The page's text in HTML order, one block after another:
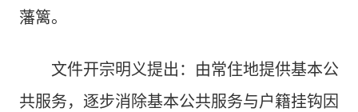
藩篱。
文件开宗明义提出：由常住地提供基本公
共服务，逐步消除基本公共服务与户籍挂钩因